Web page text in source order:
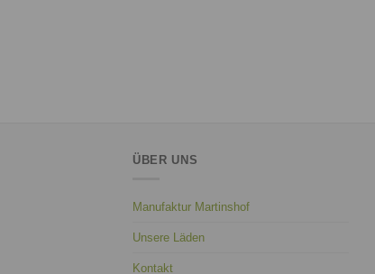
ÜBER UNS
Manufaktur Martinshof
Unsere Läden
Kontakt